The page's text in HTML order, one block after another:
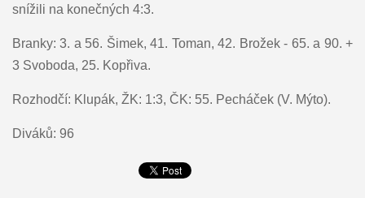
snížili na konečných 4:3.
Branky: 3. a 56. Šimek, 41. Toman, 42. Brožek - 65. a 90. +
3 Svoboda, 25. Kopřiva.
Rozhodčí: Klupák, ŽK: 1:3, ČK: 55. Pecháček (V. Mýto).
Diváků: 96